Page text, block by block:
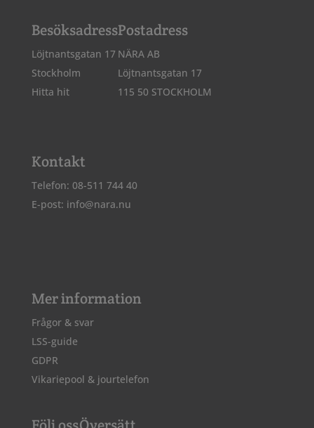
Besöksadress
Löjtnantsgatan 17
Stockholm
Hitta hit
Postadress
NÄRA AB
Löjtnantsgatan 17
115 50 STOCKHOLM
Kontakt
Telefon: 08-511 744 40
E-post: info@nara.nu
Mer information
Frågor & svar
LSS-guide
GDPR
Vikariepool & jourtelefon